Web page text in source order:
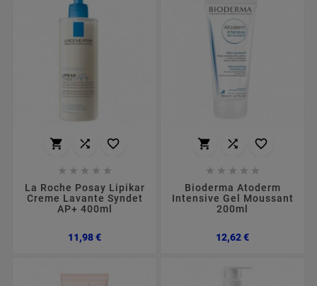
  
    
La Roche Posay Lipikar
Creme Lavante Syndet
AP+ 400ml
11,98 €Preço
  
    
Bioderma Atoderm
Intensive Gel Moussant
200ml
12,62 €Preço